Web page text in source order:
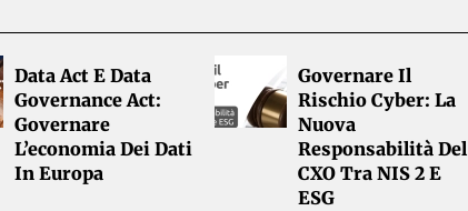
Data Act E Data
Governance Act:
Governare
L’economia Dei Dati
In Europa
Governare Il
Rischio Cyber: La
Nuova
Responsabilità Del
CXO Tra NIS 2 E
ESG